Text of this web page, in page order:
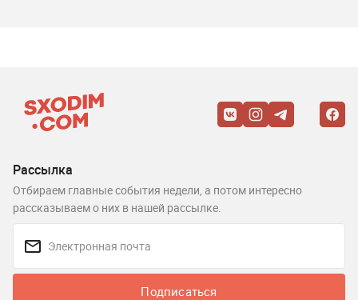
Рассылка
Отбираем главные события недели, а потом интересно
рассказываем о них в нашей рассылке.
Подписаться